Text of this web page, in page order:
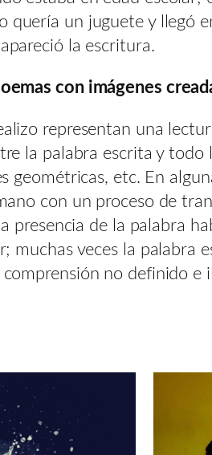
quería un juguete y llegó
la escritura.
con imágenes
representan una
la palabra escrita y
geométricas, etc. En
con un proceso de
presencia de la palabra
muchas veces la palabra
no definido